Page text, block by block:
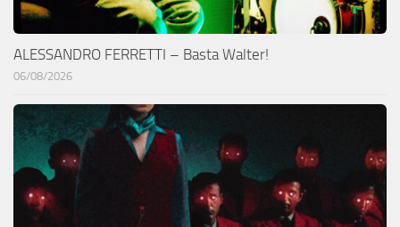
ALESSANDRO FERRETTI – Basta Walter!
06/08/2026